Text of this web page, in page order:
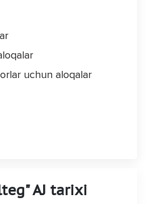
AJ tarixi
uchun aloqalar